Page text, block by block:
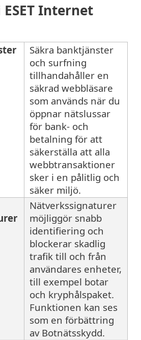
Internet
Säkra banktjänster
och surfning
tillhandahåller en
säkrad webbläsare
som används när du
öppnar nätslussar
för bank- och
betalning för att
säkerställa att alla
webbtransaktioner
sker i en pålitlig och
säker miljö.
Nätverkssignaturer
möjliggör snabb
identifiering och
blockerar skadlig
trafik till och från
användares enheter,
till exempel botar
och kryphålspaket.
Funktionen kan ses
som en förbättring
av Botnätsskydd.